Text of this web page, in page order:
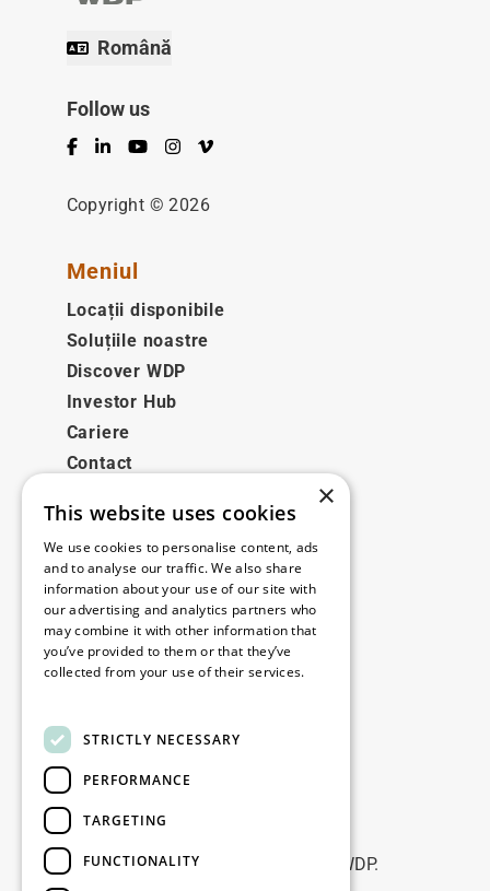
Română
Follow us
Facebook
LinkedInYouTubeInstagram
Vimeo
Copyright © 2026
Meniul
Locații disponibile
Soluțiile noastre
Discover WDP
Investor Hub
Cariere
Contact
Legale
Disclaimer
Privacy policy
Cookie policy
Contact
Fii la curent
Rămâneți la curent: abonați-vă la
newsletterele noastre de Marketing WDP.
×
This website uses cookies
We use cookies to personalise content, ads
and to analyse our traffic. We also share
information about your use of our site with
our advertising and analytics partners who
may combine it with other information that
you’ve provided to them or that they’ve
collected from your use of their services.
STRICTLY NECESSARY
PERFORMANCE
TARGETING
FUNCTIONALITY